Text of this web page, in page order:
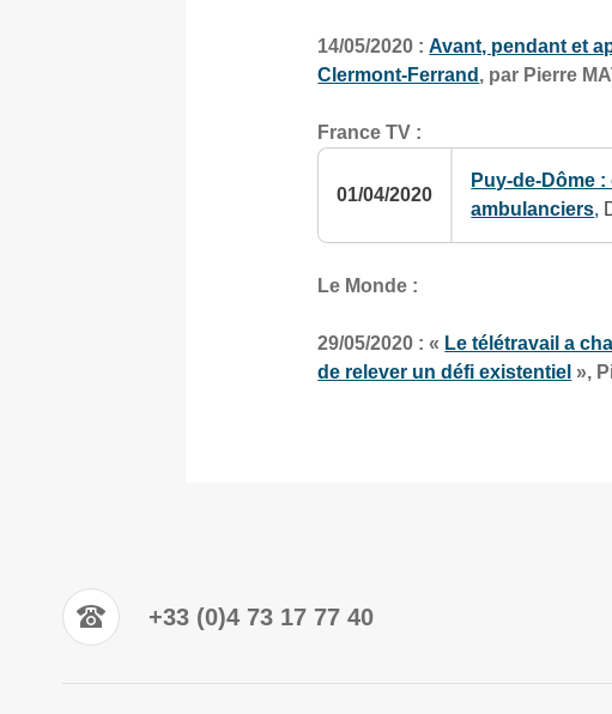
14/05/2020 :Avant, pendant et
Clermont-Ferrand , par Pierre
France TV :
01/04/2020
Puy-de-Dôme
ambulanciers,
Le Monde :
29/05/2020 : « Le télétravail a
de relever un défi existentiel »,
+33 (0)4 73 17 77 40